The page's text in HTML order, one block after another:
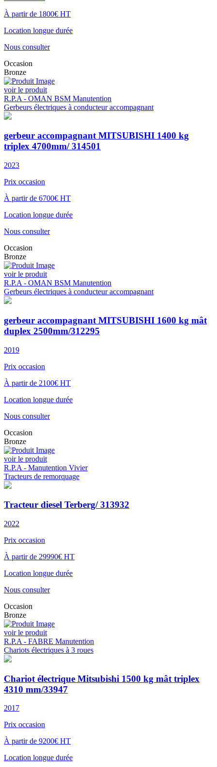
À partir de 1800€ HT
Location longue durée
Nous consulter
Occasion
Bronze
voir le produit
R.P.A - OMAN BSM Manutention
Gerbeurs électriques à conducteur accompagnant
gerbeur accompagnant MITSUBISHI 1400 kg
triplex 4700mm/ 314501
2023
Prix occasion
À partir de 6700€ HT
Location longue durée
Nous consulter
Occasion
Bronze
voir le produit
R.P.A - OMAN BSM Manutention
Gerbeurs électriques à conducteur accompagnant
gerbeur accompagnant MITSUBISHI 1600 kg mât
duplex 2500mm/312295
2019
Prix occasion
À partir de 2100€ HT
Location longue durée
Nous consulter
Occasion
Bronze
voir le produit
R.P.A - Manutention Vivier
Tracteurs de remorquage
Tracteur diesel Terberg/ 313932
2022
Prix occasion
À partir de 29990€ HT
Location longue durée
Nous consulter
Occasion
Bronze
voir le produit
R.P.A - FABRE Manutention
Chariots électriques à 3 roues
Chariot électrique Mitsubishi 1500 kg mât triplex
4310 mm/33947
2017
Prix occasion
À partir de 9200€ HT
Location longue durée